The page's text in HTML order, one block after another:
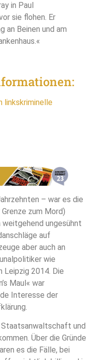
in Paul
sie flohen. Er
an Beinen und am
linkskriminelle
– war es die
zum Mord)
ungesühnt
auf
aber auch an
wie
Leipzig 2014. Die
Maul« war
Interesse der
und
Über die Gründe
es die Fälle, bei